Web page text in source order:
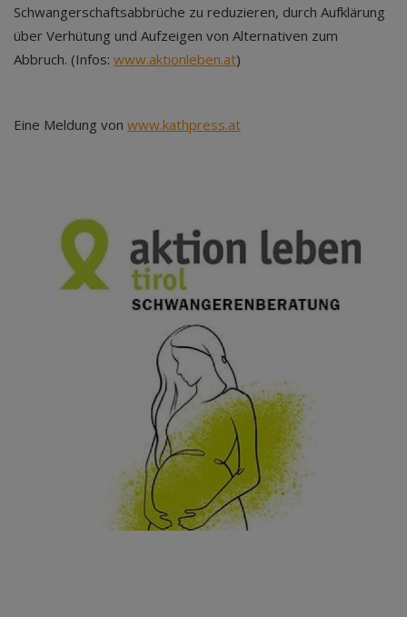
Schwangerschaftsabbrüche zu reduzieren, durch Aufklärung
über Verhütung und Aufzeigen von Alternativen zum
Abbruch. (Infos: www.aktionleben.at)
Eine Meldung von www.kathpress.at